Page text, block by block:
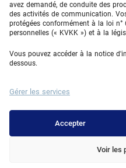
avez demandé, de conduite des
des activités de communication.
protégées conformément à la loi
personnelles (« KVKK ») et à la
Vous pouvez accéder à la notice
dessous.
Gérer les services
Accepter
Voir les